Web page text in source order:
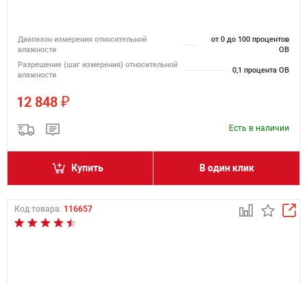
Диапазон измерения относительной
влажности
от 0 до 100 процентов
ОВ
Разрешение (шаг измерения) относительной
влажности
0,1 процента ОВ
12 848 ₽
Есть в наличии
Купить В один клик
Код товара: 116657